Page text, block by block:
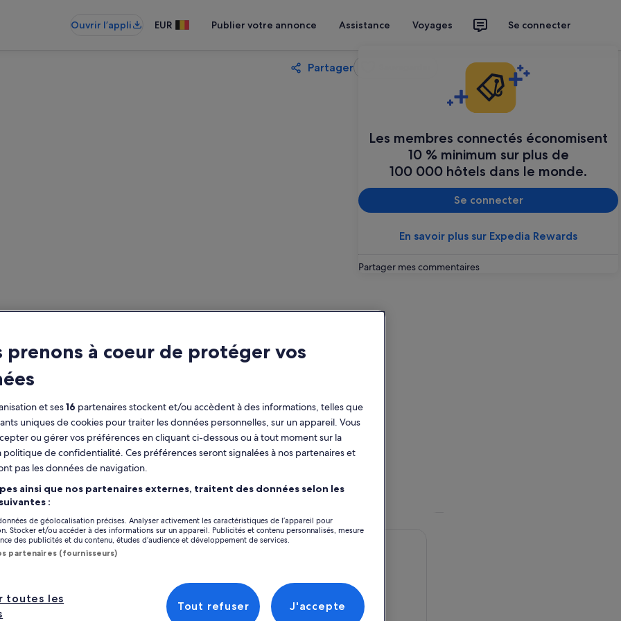
Ouvrir l’appli EUR Publier votre annonce Assistance Voyages Se connecter
Les membres connectés économisent
10 % minimum sur plus de
100 000 hôtels dans le monde.
Se connecter
En savoir plus sur Expedia Rewards
Partager mes commentaires
Partager
Confirmation
prenons à coeur de protéger vos
et ses16 partenaires stockent et/ou accèdent à des informations, telles que
uniques de cookies pour traiter les données personnelles, sur un appareil. Vous
ou gérer vos préférences en cliquant ci-dessous ou à tout moment sur la
politique de confidentialité. Ces préférences seront signalées à nos partenaires et
pas les données de navigation.
ainsi que nos partenaires externes, traitent des données selon les
:
de géolocalisation précises. Analyser activement les caractéristiques de l’appareil pour
Stocker et/ou accéder à des informations sur un appareil. Publicités et contenu personnalisés, mesure
des publicités et du contenu, études d’audience et développement de services.
partenaires (fournisseurs)
toutes les
Tout refuser J'accepte